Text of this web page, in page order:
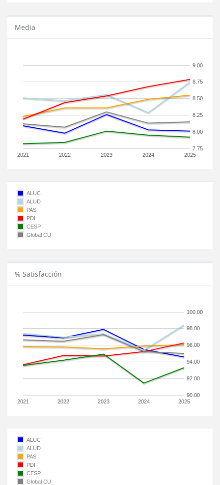
Media
2021 2022 2023 2024 2025
7.75
8.00
8.25
8.50
8.75
9.00
ALUC
ALUD
PAS
PDI
CESP
Global CU
% Satisfacción
2021 2022 2023 2024 2025
90.00
92.00
94.00
96.00
98.00
100.00
ALUC
ALUD
PAS
PDI
CESP
Global CU